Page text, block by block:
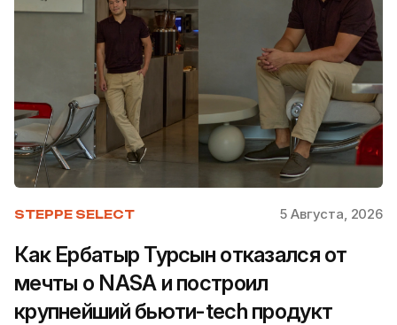
STEPPE SELECT 5 Августа, 2026
Как Ербатыр Турсын отказался от
мечты о NASA и построил
крупнейший бьюти-tech продукт